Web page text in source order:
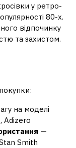
у ретро-
80-х.
відпочинку
та захистом.
на моделі
Adizero
—
Smith